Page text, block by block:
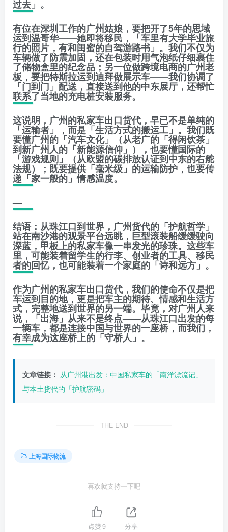
过去」。
有位在深圳工作的广州姑娘，要把开了5年的思域
运到温哥华——她即将移民，「车里有大学毕业旅
行的照片，有和闺蜜的自驾游路书」。我们不仅为
车辆做了防震加固，还在包装时用气泡纸仔细裹住
了储物盒里的纪念品；另一位做跨境电商的广州老
板，要把特斯拉运到迪拜做展示车——我们协调了
「门到门」配送，直接送到他的中东展厅，还帮忙
联系了当地的充电桩安装服务。
这说明，广州的私家车出口货代，早已不是单纯的
「运输者」，而是「生活方式的搬运工」。我们既
要懂广州的「汽车文化」（从老广的「得闲饮茶」
到新广州人的「新能源信仰」），也要懂国际的
「游戏规则」（从欧盟的碳排放认证到中东的右舵
法规）；既要提供「毫米级」的运输防护，也要传
递「家一般的」情感温度。
—
结语：从珠江口到世界，广州货代的「护航哲学」
站在南沙港的观景平台远眺，巨型滚装船缓缓驶向
深蓝，甲板上的私家车像一串发光的珍珠。这些车
里，可能装着留学生的行李、创业者的工具、移民
者的回忆，也可能装着一个家庭的「诗和远方」。
作为广州的私家车出口货代，我们的使命不仅是把
车运到目的地，更是把车主的期待、情感和生活方
式，完整地送到世界的另一端。毕竟，对广州人来
说，「出海」从来不是终点——从珠江口出发的每
一辆车，都是连接中国与世界的一座桥，而我们，
有幸成为这座桥上的「守桥人」。
文章链接： 从广州港出发：中国私家车的「南洋漂流记」
与本土货代的「护航密码」
THE END
上海国际物流
喜欢就支持一下吧
点赞9 分享